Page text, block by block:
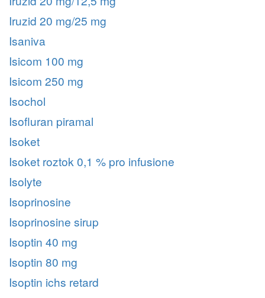
Iruzid 20 mg/25 mg
Isaniva
Isicom 100 mg
Isicom 250 mg
Isochol
Isofluran piramal
Isoket
Isoket roztok 0,1 % pro infusione
Isolyte
Isoprinosine
Isoprinosine sirup
Isoptin 40 mg
Isoptin 80 mg
Isoptin ichs retard